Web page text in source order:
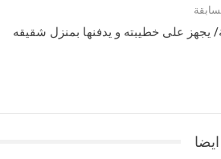
يجهز على خطيبته و يدفنها بمنزل شقيقه